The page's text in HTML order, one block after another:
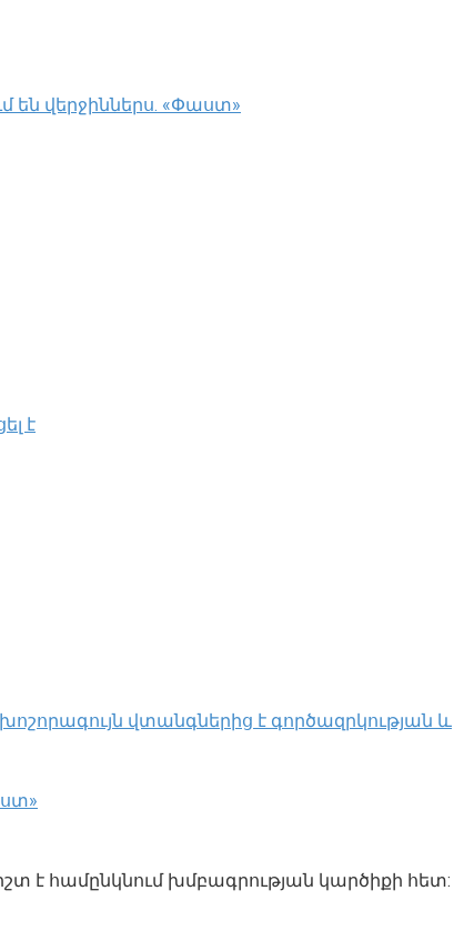
են վերջիններս. «Փաստ»
է
վտանգներից է գործազրկության և
է համընկնում խմբագրության կարծիքի հետ: